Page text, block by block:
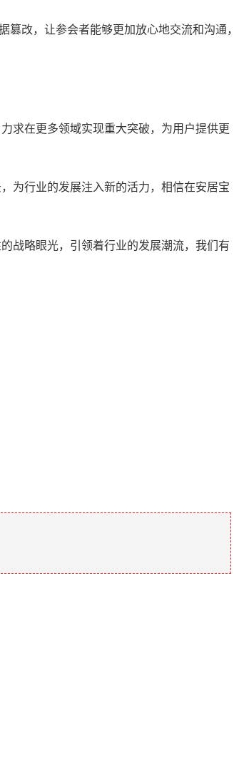
改，让参会者能够更加放心地交流和沟通，
求在更多领域实现重大突破，为用户提供更
为行业的发展注入新的活力，相信在安居宝
战略眼光，引领着行业的发展潮流，我们有